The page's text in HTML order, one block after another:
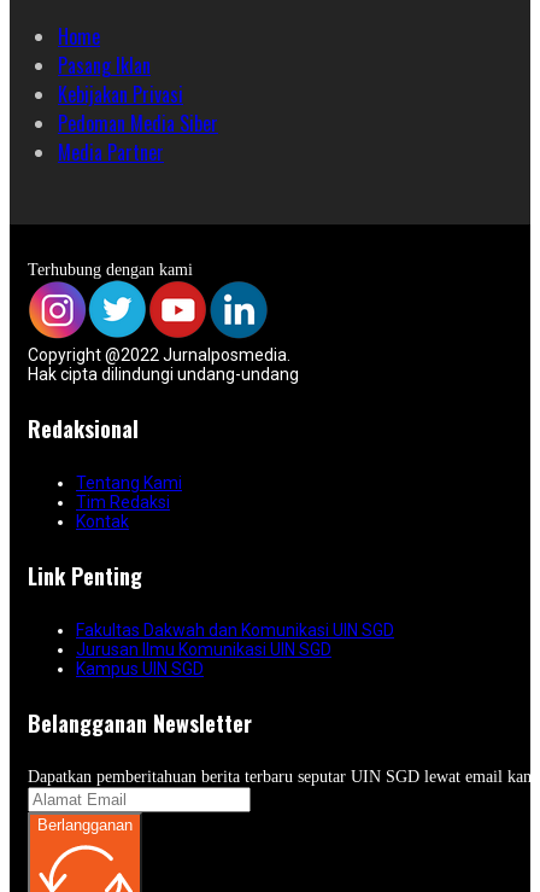
Home
Pasang Iklan
Kebijakan Privasi
Pedoman Media Siber
Media Partner
Terhubung dengan kami
Copyright @2022 Jurnalposmedia.
Hak cipta dilindungi undang-undang
Redaksional
Tentang Kami
Tim Redaksi
Kontak
Link Penting
Fakultas Dakwah dan Komunikasi UIN SGD
Jurusan Ilmu Komunikasi UIN SGD
Kampus UIN SGD
Belangganan Newsletter
Dapatkan pemberitahuan berita terbaru seputar UIN SGD lewat email
Berlangganan